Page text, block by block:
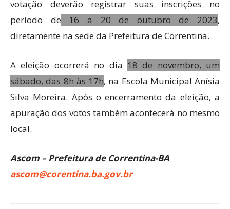
votação deverão registrar suas inscrições no
período de16 a 20 de outubro de 2023,
diretamente na sede da Prefeitura de Correntina.
A eleição ocorrerá no dia 18 de novembro, um
sábado, das 8h às 17h, na Escola Municipal Anísia
Silva Moreira. Após o encerramento da eleição, a
apuração dos votos também acontecerá no mesmo
local.
Ascom – Prefeitura de Correntina-BA
ascom@corentina.ba.gov.br